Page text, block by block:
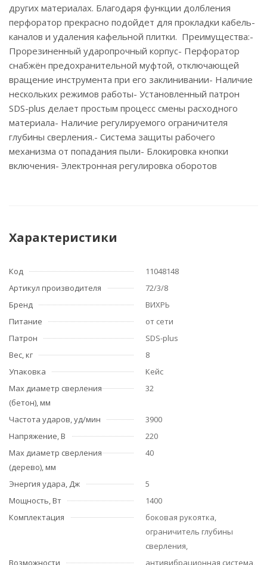
других материалах. Благодаря функции долбления
перфоратор прекрасно подойдет для прокладки кабель-
каналов и удаления кафельной плитки. Преимущества:-
Прорезиненный ударопрочный корпус- Перфоратор
снабжён предохранительной муфтой, отключающей
вращение инструмента при его заклинивании- Наличие
нескольких режимов работы- Установленный патрон
SDS-plus делает простым процесс смены расходного
материала- Наличие регулируемого ограничителя
глубины сверления.- Система защиты рабочего
механизма от попадания пыли- Блокировка кнопки
включения- Электронная регулировка оборотов
Характеристики
Код
11048148
Артикул производителя
72/3/8
Бренд
ВИХРЬ
Питание
от сети
Патрон
SDS-plus
Вес, кг
8
Упаковка
Кейс
Мах диаметр сверления
(бетон), мм
32
Частота ударов, уд/мин
3900
Напряжение, В
220
Мах диаметр сверления
(дерево), мм
40
Энергия удара, Дж
5
Мощность, Вт
1400
Комплектация
боковая рукоятка,
ограничитель глубины
сверления,
Возможности
антивибрационная система,